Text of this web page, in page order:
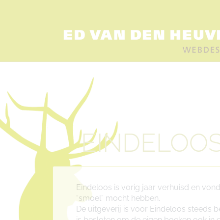
Eindeloos is vorig jaar verhuisd en
“smoel” mocht hebben.
De uitgeverij is voor Eindeloos steeds